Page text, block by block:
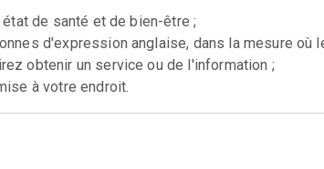
de santé et de bien-être ;
d'expression anglaise, dans la mesure
obtenir un service ou de l'information ;
à votre endroit.